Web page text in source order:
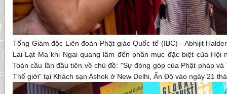
Tổng Giám độc Liên đoàn Phật giáo Quốc tế (IBC) - Abhijit
Lai Lạt Ma khi Ngai quang lâm đến phần mục đặc biệt của Hội
Toàn cầu lần đầu tiên về chủ đề: "Sự đóng góp của Phật pháp
Thế giới" tại Khách sạn Ashok ở New Delhi, Ấn Độ vào ngày 21